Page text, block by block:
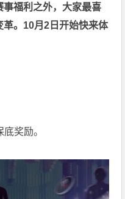
福利之外，大家最喜
革。10月2日开始快来体
奖励。